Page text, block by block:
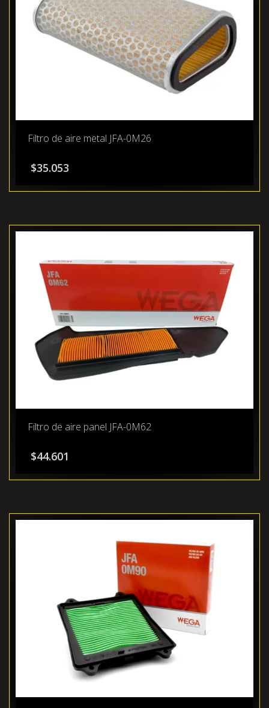
Filtro de aire metal JFA-0M26
$35.053
Filtro de aire panel JFA-0M62
$44.601